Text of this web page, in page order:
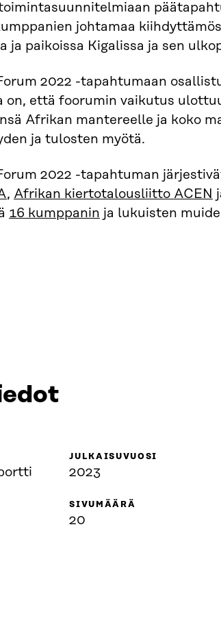
johtamaa
ja paikoissa Kigalissa ja sen
2022 -tapahtumaan
on, että foorumin vaikutus
Afrikan mantereelle ja koko
ja tulosten myötä.
2022 -tapahtuman
, Afrikan kiertotalousliitto ACEN
16 kumppanin ja lukuisten
JULKAISUVUOSI
2023
SIVUMÄÄRÄ
20